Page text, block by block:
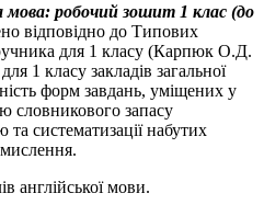
робочий зошит 1 клас (до
відповідно до Типових
для 1 класу (Карпюк О.Д.
1 класу закладів загальної
форм завдань, уміщених у
словникового запасу
систематизації набутих
англійської мови.